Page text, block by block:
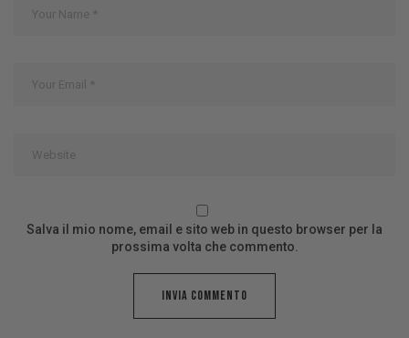
Salva il mio nome, email e sito web in questo browser per la
prossima volta che commento.